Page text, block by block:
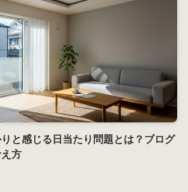
と感じる日当たり問題とは？ブログ
方